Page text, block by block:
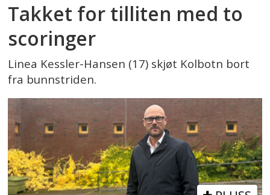
Takket for tilliten med to
scoringer
Linea Kessler-Hansen (17) skjøt Kolbotn bort
fra bunnstriden.